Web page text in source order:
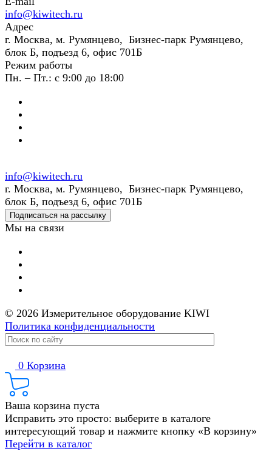
info@kiwitech.ru
Адрес
г. Москва, м. Румянцево, Бизнес-парк Румянцево,
блок Б, подъезд 6, офис 701Б
Режим работы
Пн. – Пт.: с 9:00 до 18:00
info@kiwitech.ru
г. Москва, м. Румянцево, Бизнес-парк Румянцево,
блок Б, подъезд 6, офис 701Б
Подписаться на рассылку
Мы на связи
© 2026 Измерительное оборудование KIWI
Политика конфиденциальности
0 Корзина
Ваша корзина пуста
Исправить это просто: выберите в каталоге
интересующий товар и нажмите кнопку «В корзину»
Перейти в каталог